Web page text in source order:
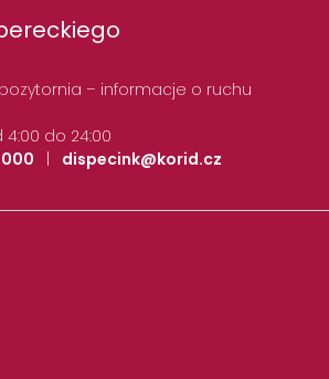
– informacje o ruchu
do 24:00
| dispecink@korid.cz